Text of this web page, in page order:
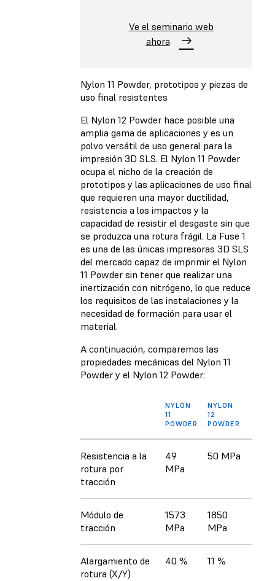
Ve el seminario web
ahora
Nylon 11 Powder, prototipos y piezas de
uso final resistentes
El Nylon 12 Powder hace posible una
amplia gama de aplicaciones y es un
polvo versátil de uso general para la
impresión 3D SLS. El Nylon 11 Powder
ocupa el nicho de la creación de
prototipos y las aplicaciones de uso final
que requieren una mayor ductilidad,
resistencia a los impactos y la
capacidad de resistir el desgaste sin que
se produzca una rotura frágil. La Fuse 1
es una de las únicas impresoras 3D SLS
del mercado capaz de imprimir el Nylon
11 Powder sin tener que realizar una
inertización con nitrógeno, lo que reduce
los requisitos de las instalaciones y la
necesidad de formación para usar el
material.
A continuación, comparemos las
propiedades mecánicas del Nylon 11
Powder y el Nylon 12 Powder:
NYLON
11
POWDER
NYLON
12
POWDER
Resistencia a la
rotura por
tracción
49
MPa
50 MPa
Módulo de
tracción
1573
MPa
1850
MPa
Alargamiento de
rotura (X/Y)
40 % 11 %